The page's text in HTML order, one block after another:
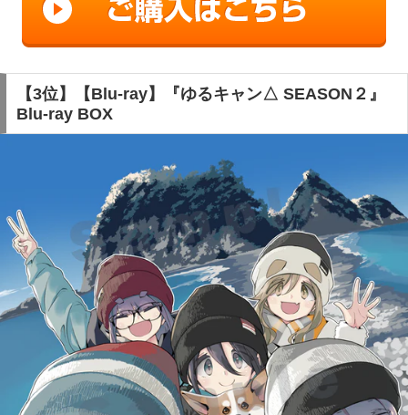
【3位】【Blu-ray】『ゆるキャン△ SEASON２』
Blu-ray BOX